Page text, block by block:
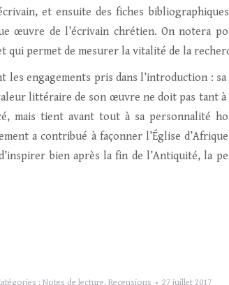
et ensuite des fiches
œuvre de l’écrivain chrétien. On notera
qui permet de mesurer la vitalité de la
engagements pris dans l’introduction :
littéraire de son œuvre ne doit pas tant à
mais tient avant tout à sa personnalité
a contribué à façonner l’Église
bien après la fin de l’Antiquité, la
:Notes de lecture, Recensions 27 juillet 2017